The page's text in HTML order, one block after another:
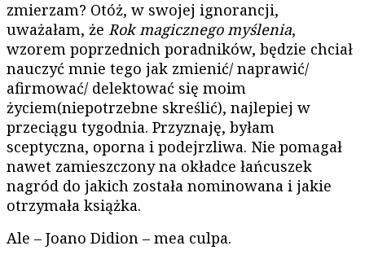
zmierzam? Otóż, w swojej ignorancji,
uważałam, że Rok magicznego myślenia,
wzorem poprzednich poradników, będzie chciał
nauczyć mnie tego jak zmienić/ naprawić/
afirmować/ delektować się moim
życiem(niepotrzebne skreślić), najlepiej w
przeciągu tygodnia. Przyznaję, byłam
sceptyczna, oporna i podejrzliwa. Nie pomagał
nawet zamieszczony na okładce łańcuszek
nagród do jakich została nominowana i jakie
otrzymała książka.
Ale – Joano Didion – mea culpa.